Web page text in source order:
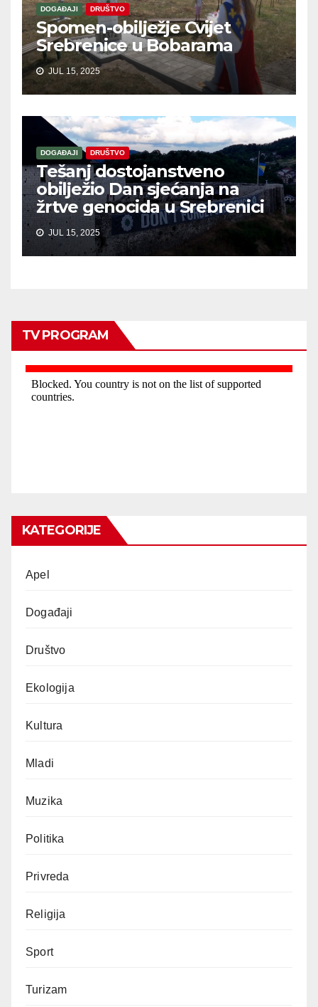
DOGAĐAJI DRUŠTVO
Spomen-obilježje Cvijet
Srebrenice u Bobarama
JUL 15, 2025
DOGAĐAJI DRUŠTVO
Tešanj dostojanstveno
obilježio Dan sjećanja na
žrtve genocida u Srebrenici
JUL 15, 2025
TV PROGRAM
KATEGORIJE
Apel
Događaji
Društvo
Ekologija
Kultura
Mladi
Muzika
Politika
Privreda
Religija
Sport
Turizam